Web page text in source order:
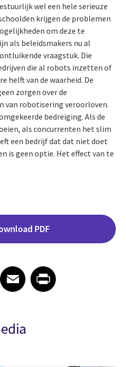
wel een hele serieuze
krijgen de problemen
om deze te
als beleidsmakers nu al
vraagstuk. Die
die al robots inzetten of
helft van de waarheid. De
zorgen over de
van robotisering veroorloven.
bedreiging. Als de
als concurrenten het slim
een bedrijf dat dat niet doet
is geen optie. Het effect van te
PDF
Share on EmailEmailShare on Print